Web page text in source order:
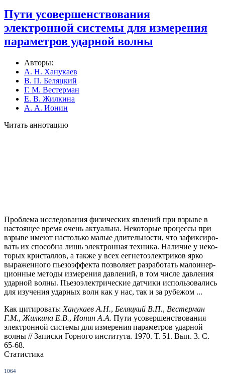
Пути усовершенствования
электронной системы для измерения
параметров ударной волны
Авторы:
А. Н. Ханукаев
В. П. Беляцкий
Г. М. Вестерман
Е. В. Жилкина
А. А. Ионин
Читать аннотацию
Проблема исследования физических явлений при взрыве в
настоящее время очень актуальна. Некоторые процессы при
взрыве имеют настолько малые длительности, что зафиксиро­
вать их способна лишь электронная техника. Наличие у неко­
торых кристаллов, а также у всех еегнетоэлектриков ярко
выраженного пьезоэффекта позволяет разработать малоинер­
ционные методы измерения давлений, в том числе давления
ударной волны. Пьезоэлектрические датчики использовались
для изучения ударных волн как у нас, так и за рубежом ...
Как цитировать: Ханукаев А.Н., Беляцкий В.П., Вестерман
Г.М., Жилкина Е.В., Ионин А.А. Пути усовершенствования
электронной системы для измерения параметров ударной
волны // Записки Горного института. 1970. Т. 51. Вып. 3. С.
65-68.
Статистика
1064